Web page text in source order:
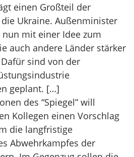
einen Großteil der
Ukraine. Außenminister
mit einer Idee zum
auch andere Länder stärker
sind von der
geplant. […]
des “Spiegel” will
Kollegen einen Vorschlag
die langfristige
Abwehrkampfes der